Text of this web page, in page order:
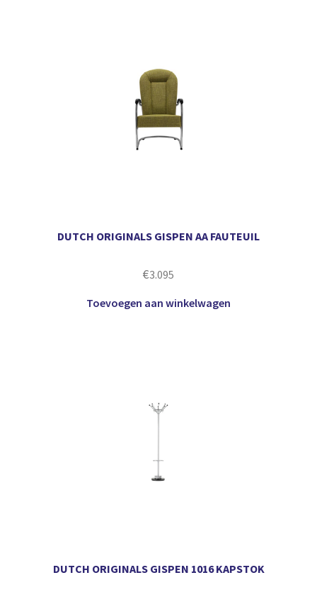
DUTCH ORIGINALS GISPEN AA FAUTEUIL
€3.095
Toevoegen aan winkelwagen
DUTCH ORIGINALS GISPEN 1016 KAPSTOK